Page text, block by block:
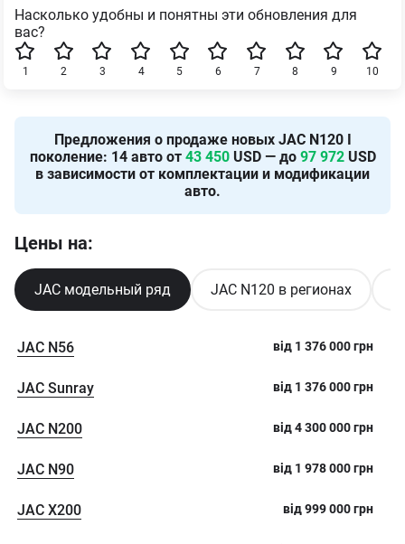
Насколько удобны и понятны эти обновления для
вас?
10
9
8
7
6
5
4
3
2
1
Предложения о продаже новых JAC N120 I
поколение: 14авто от 43 450USD — до 97 972USD
в зависимости от комплектации и модификации
авто.
Цены на:
JAC модельный ряд JAC N120 в регионах
JAC N56 від 1 376 000грн
JAC Sunray від 1 376 000грн
JAC N200 від4 300 000грн
JAC N90 від 1 978 000грн
JAC X200 від999 000грн